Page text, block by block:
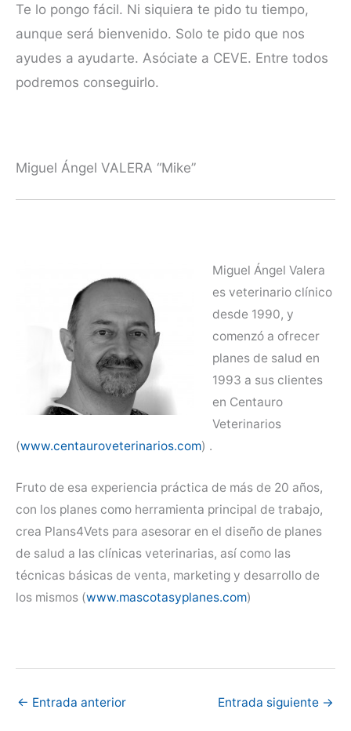
Te lo pongo fácil. Ni siquiera te pido tu tiempo,
aunque será bienvenido. Solo te pido que nos
ayudes a ayudarte. Asóciate a CEVE. Entre todos
podremos conseguirlo.
Miguel Ángel VALERA “Mike”
Miguel Ángel Valera
es veterinario clínico
desde 1990, y
comenzó a ofrecer
planes de salud en
1993 a sus clientes
en Centauro
Veterinarios
(www.centauroveterinarios.com) .
Fruto de esa experiencia práctica de más de 20 años,
con los planes como herramienta principal de trabajo,
crea Plans4Vets para asesorar en el diseño de planes
de salud a las clínicas veterinarias, así como las
técnicas básicas de venta, marketing y desarrollo de
los mismos (www.mascotasyplanes.com)
← Entrada anterior Entrada siguiente →